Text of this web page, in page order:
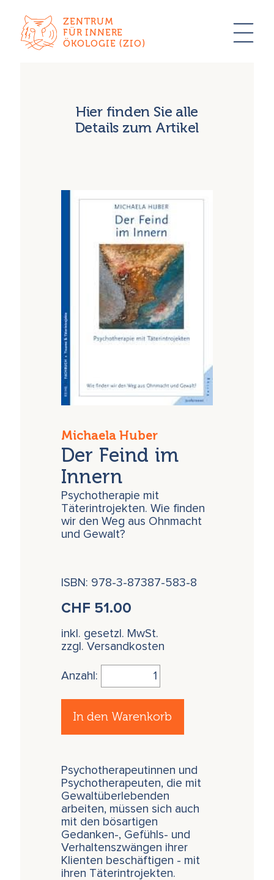
ZENTRUM
FÜR INNERE
ÖKOLOGIE (ZIO)
Hier finden Sie alle
Details zum Artikel
Michaela Huber
Der Feind im
Innern
Psychotherapie mit
Täterintrojekten. Wie finden
wir den Weg aus Ohnmacht
und Gewalt?
ISBN: 978-3-87387-583-8
CHF 51.00
inkl. gesetzl. MwSt.
zzgl. Versandkosten
Anzahl:
In den Warenkorb
Psychotherapeutinnen und
Psychotherapeuten, die mit
Gewaltüberlebenden
arbeiten, müssen sich auch
mit den bösartigen
Gedanken-, Gefühls- und
Verhaltenszwängen ihrer
Klienten beschäftigen - mit
ihren Täterintrojekten.